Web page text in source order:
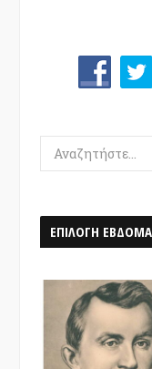
Search
for:
ΕΠΙΛΟΓΗ